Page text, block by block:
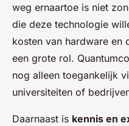
weg ernaartoe is niet
die deze technologie
kosten van hardware en
een grote rol.
nog alleen toegankelijk
universiteiten of
Daarnaast is kennis en